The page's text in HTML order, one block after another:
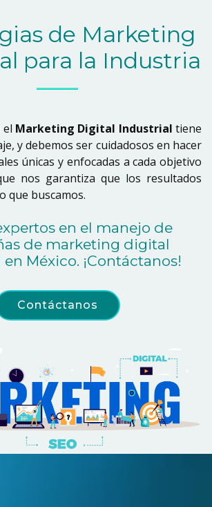
de Marketing
para la Industria
el Marketing Digital Industrial tiene
y debemos ser cuidadosos en hacer
únicas y enfocadas a cada objetivo
nos garantiza que los resultados
que buscamos.
en el manejo de
de marketing digital
México. ¡Contáctanos!
Contáctanos